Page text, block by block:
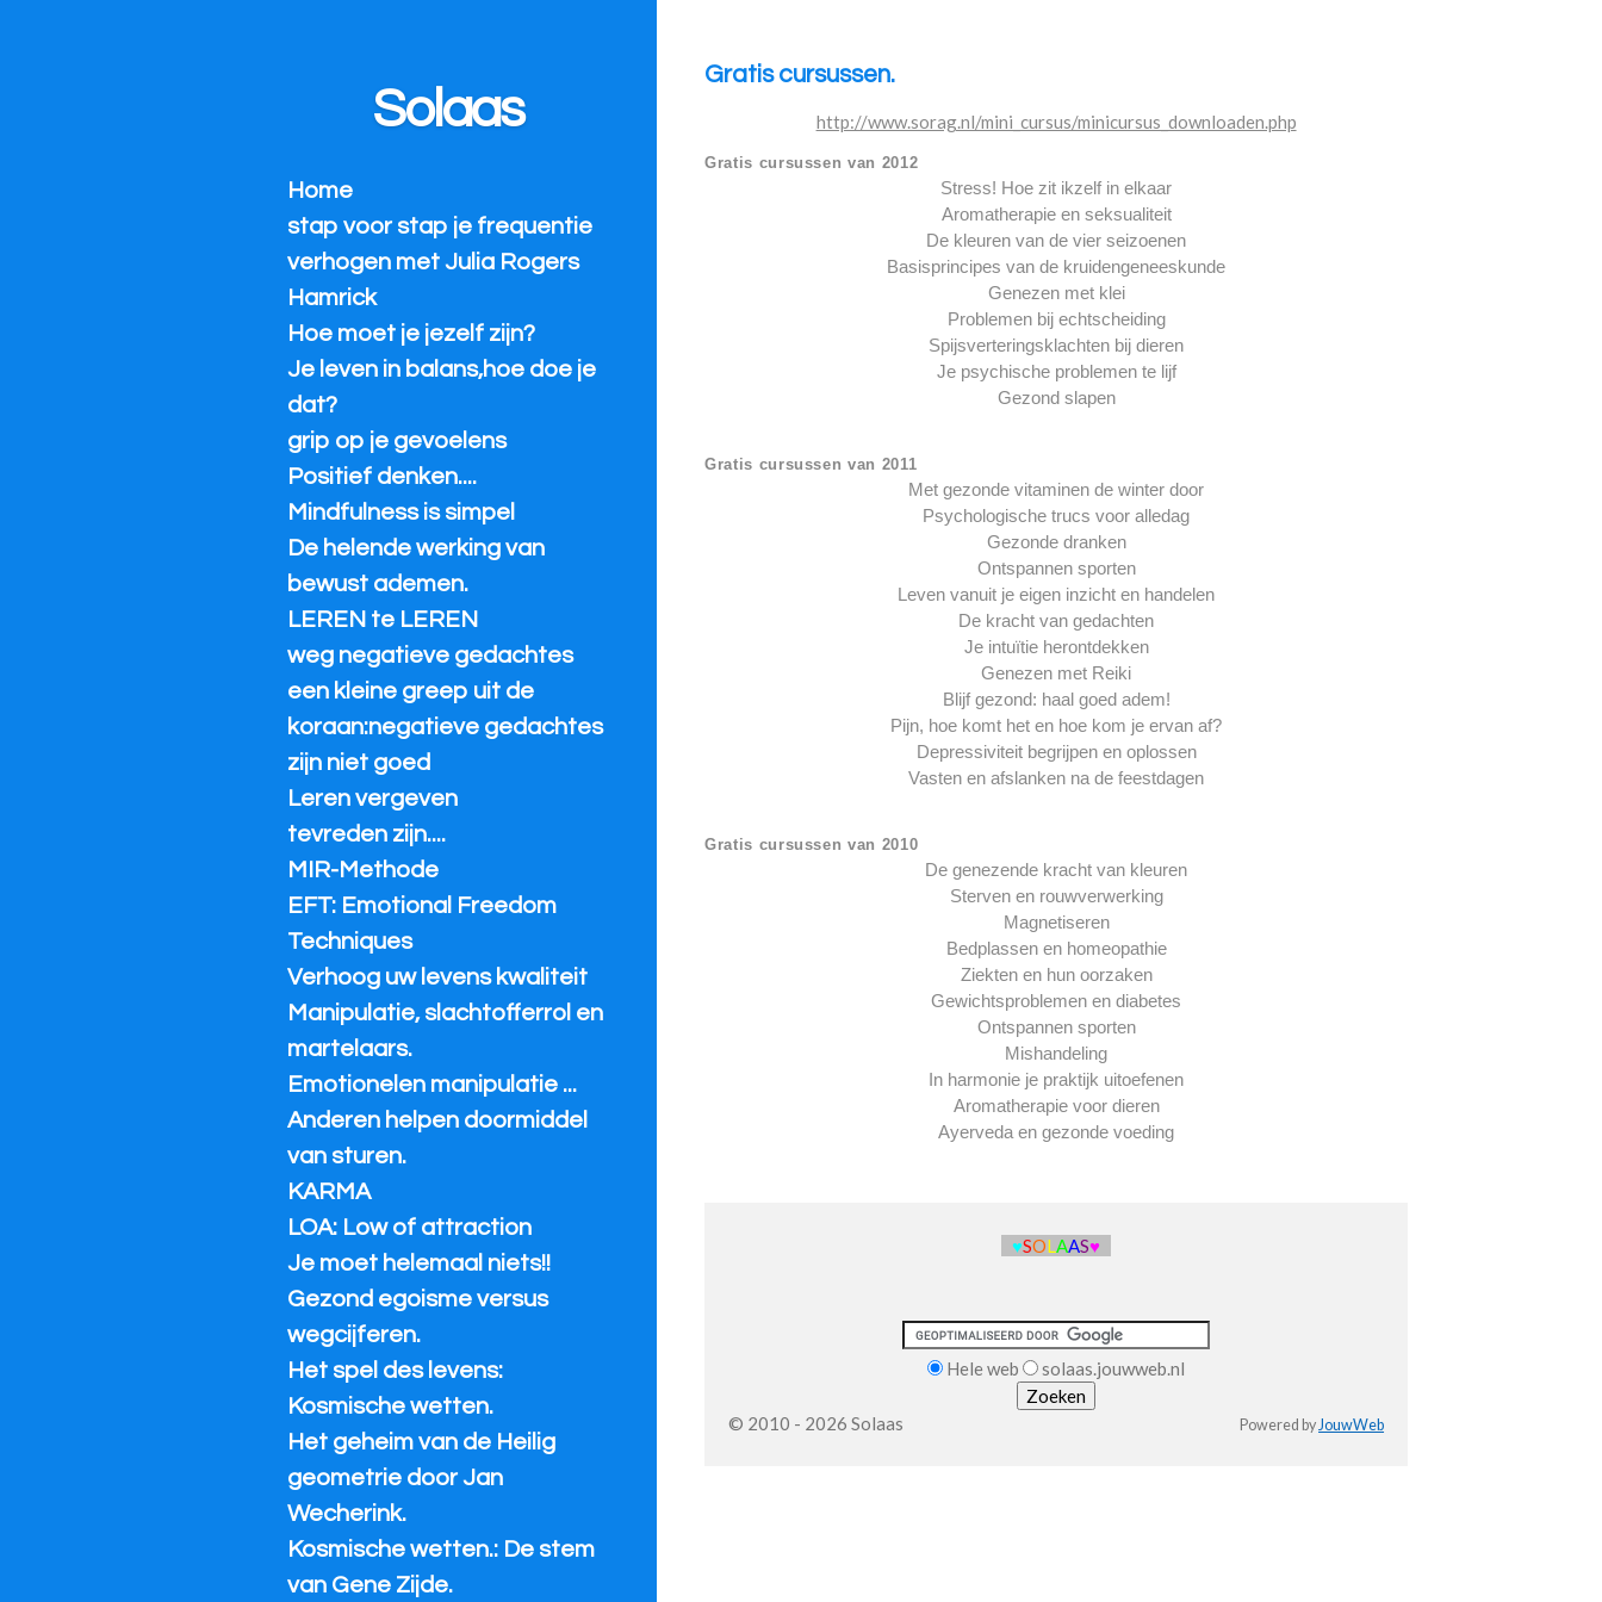
Gratis cursussen.
http://www.sorag.nl/mini_cursus/minicursus_downloaden.php
Gratis cursussen van 2012
Stress! Hoe zit ikzelf in elkaar
Aromatherapie en seksualiteit
De kleuren van de vier seizoenen
Basisprincipes van de kruidengeneeskunde
Genezen met klei
Problemen bij echtscheiding
Spijsverteringsklachten bij dieren
Je psychische problemen te lijf
Gezond slapen
Gratis cursussen van 2011
Met gezonde vitaminen de winter door
Psychologische trucs voor alledag
Gezonde dranken
Ontspannen sporten
Leven vanuit je eigen inzicht en handelen
De kracht van gedachten
Je intuïtie herontdekken
Genezen met Reiki
Blijf gezond: haal goed adem!
Pijn, hoe komt het en hoe kom je ervan af?
Depressiviteit begrijpen en oplossen
Vasten en afslanken na de feestdagen
Gratis cursussen van 2010
De genezende kracht van kleuren
Sterven en rouwverwerking
Magnetiseren
Bedplassen en homeopathie
Ziekten en hun oorzaken
Gewichtsproblemen en diabetes
Ontspannen sporten
Mishandeling
In harmonie je praktijk uitoefenen
Aromatherapie voor dieren
Ayerveda en gezonde voeding
♥SOLAAS♥
Hele web solaas.jouwweb.nl
© 2010 - 2026 Solaas Powered byJouwWeb
Solaas
Home
stap voor stap je frequentie
verhogen met Julia Rogers
Hamrick
Hoe moet je jezelf zijn?
Je leven in balans,hoe doe je
dat?
grip op je gevoelens
Positief denken....
Mindfulness is simpel
De helende werking van
bewust ademen.
LEREN te LEREN
weg negatieve gedachtes
een kleine greep uit de
koraan:negatieve gedachtes
zijn niet goed
Leren vergeven
tevreden zijn....
MIR-Methode
EFT: Emotional Freedom
Techniques
Verhoog uw levens kwaliteit
Manipulatie, slachtofferrol en
martelaars.
Emotionelen manipulatie ...
Anderen helpen doormiddel
van sturen.
KARMA
LOA: Low of attraction
Je moet helemaal niets!!
Gezond egoisme versus
wegcijferen.
Het spel des levens:
Kosmische wetten.
Het geheim van de Heilig
geometrie door Jan
Wecherink.
Kosmische wetten.: De stem
van Gene Zijde.